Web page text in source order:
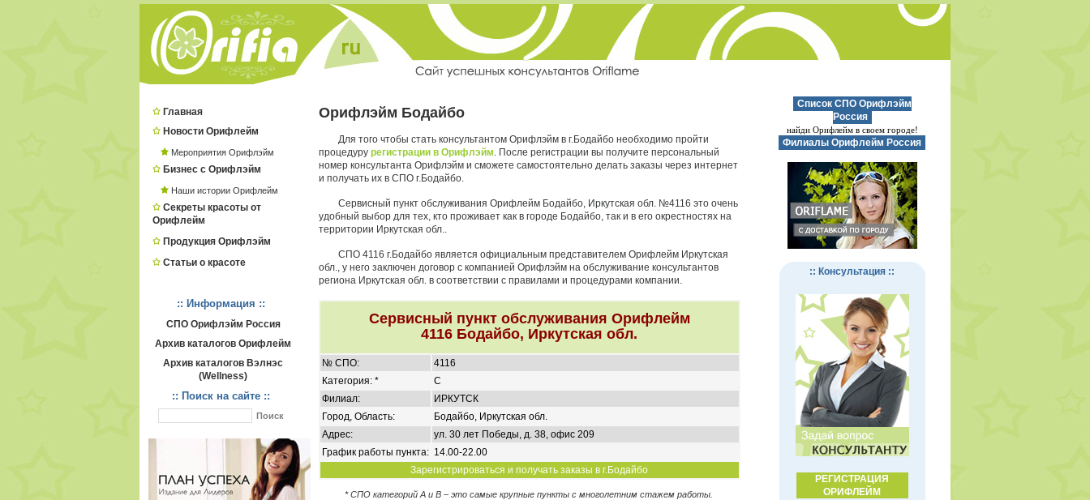
Главная
Новости Орифлейм
Мероприятия Орифлэйм
Бизнес с Орифлэйм
Наши истории Орифлейм
Секреты красоты от
Орифлейм
Продукция Орифлэйм
Статьи о красоте
:: Информация ::
СПО Орифлэйм Россия
Архив каталогов Орифлейм
Архив каталогов Вэлнэс
(Wellness)
:: Поиск на сайте ::
Орифлэйм Бодайбо
Для того чтобы стать консультантом Орифлэйм в г.Бодайбо необходимо пройти
процедуру регистрации в Орифлэйм. После регистрации вы получите персональный
номер консультанта Орифлэйм и сможете самостоятельно делать заказы через интернет
и получать их в СПО г.Бодайбо.
Сервисный пункт обслуживания Орифлейм Бодайбо, Иркутская обл. №4116 это очень
удобный выбор для тех, кто проживает как в городе Бодайбо, так и в его окрестностях на
территории Иркутская обл..
СПО 4116 г.Бодайбо является официальным представителем Орифлейм Иркутская
обл., у него заключен договор с компанией Орифлэйм на обслуживание консультантов
региона Иркутская обл. в соответствии с правилами и процедурами компании.
Сервисный пункт обслуживания Орифлейм
4116 Бодайбо, Иркутская обл.
№ СПО:
4116
Категория: *
C
Филиал:
ИРКУТСК
Город, Область:
Бодайбо, Иркутская обл.
Адрес:
ул. 30 лет Победы, д. 38, офис 209
График работы пункта: 14.00-22.00
Зарегистрироваться и получать заказы в г.Бодайбо
* СПО категорий А и В – это самые крупные пункты с многолетним стажем работы.
Список СПО Орифлэйм
Россия
найди Орифлейм в своем городе!
Филиалы Орифлейм Россия
:: Консультация ::
РЕГИСТРАЦИЯ
ОРИФЛЕЙМ